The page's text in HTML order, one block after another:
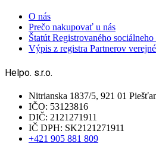
O nás
Prečo nakupovať u nás
Štatút Registrovaného
Výpis z registra Partnerov
Helpo. s.r.o.
Nitrianska 1837/5, 921 01
IČO: 53123816
DIČ: 2121271911
IČ DPH: SK2121271911
+421 905 881 809